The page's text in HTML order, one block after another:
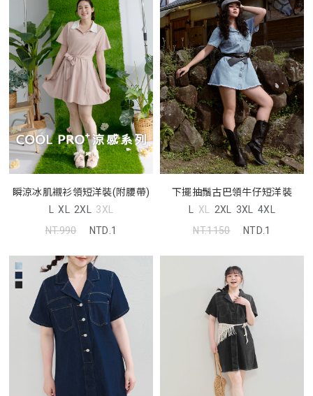
瞬涼冰肌襯衫領短洋裝(附腰帶)
L XL 2XL 3XL
NT.990
NTD.1
下擺抽鬚古巴領牛仔短洋裝
L XL 2XL 3XL 4XL
NT.1150
NTD.1